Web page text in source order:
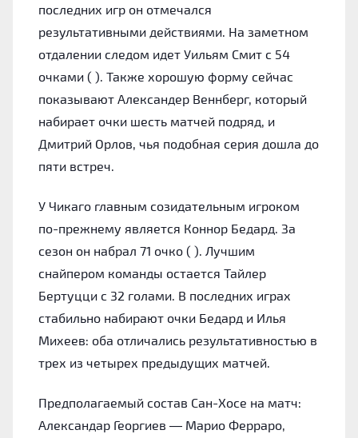
последних игр он отмечался
результативными действиями. На заметном
отдалении следом идет Уильям Смит с 54
очками ( ). Также хорошую форму сейчас
показывают Александер Веннберг, который
набирает очки шесть матчей подряд, и
Дмитрий Орлов, чья подобная серия дошла до
пяти встреч.
У Чикаго главным созидательным игроком
по-прежнему является Коннор Бедард. За
сезон он набрал 71 очко ( ). Лучшим
снайпером команды остается Тайлер
Бертуцци с 32 голами. В последних играх
стабильно набирают очки Бедард и Илья
Михеев: оба отличались результативностью в
трех из четырех предыдущих матчей.
Предполагаемый состав Сан-Хосе на матч:
Александар Георгиев — Марио Ферраро,